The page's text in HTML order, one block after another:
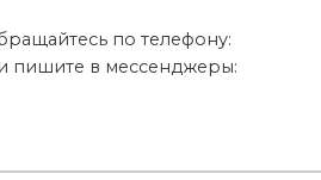
по телефону:
пишите в мессенджеры: